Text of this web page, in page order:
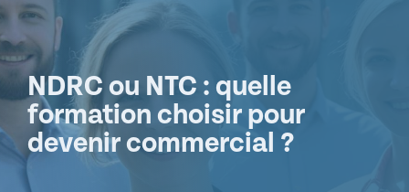
NDRC ou NTC : quelle
formation choisir pour
devenir commercial ?